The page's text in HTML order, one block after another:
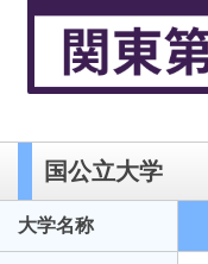
国公立大学
大学名称